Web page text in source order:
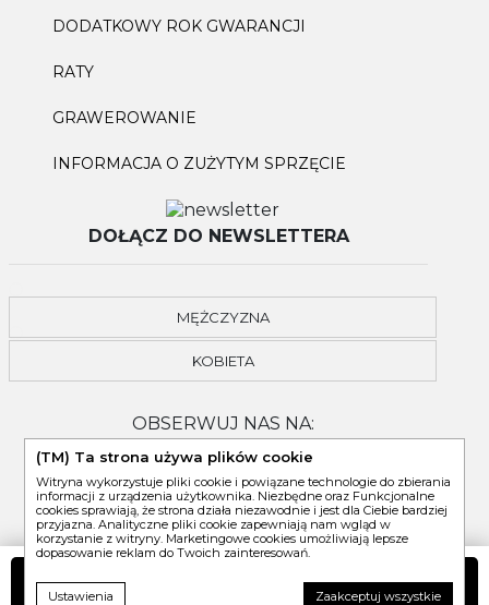
DO KOSZYKA
DODATKOWY ROK GWARANCJI
RATY
GRAWEROWANIE
INFORMACJA O ZUŻYTYM SPRZĘCIE
DOŁĄCZ DO NEWSLETTERA
MĘŻCZYZNA
KOBIETA
OBSERWUJ NAS NA:
(TM) Ta strona używa plików cookie
Witryna wykorzystuje pliki cookie i powiązane technologie do zbierania
informacji z urządzenia użytkownika. Niezbędne oraz Funkcjonalne
cookies sprawiają, że strona działa niezawodnie i jest dla Ciebie bardziej
przyjazna. Analityczne pliki cookie zapewniają nam wgląd w
korzystanie z witryny. Marketingowe cookies umożliwiają lepsze
dopasowanie reklam do Twoich zainteresowań.
Ustawienia Zaakceptuj wszystkie